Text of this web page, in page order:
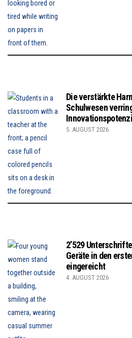
Die verstärkte
Schulwesen
5. AUGUST 2026
2’529
Geräte in den
eingereicht
4. AUGUST 2026